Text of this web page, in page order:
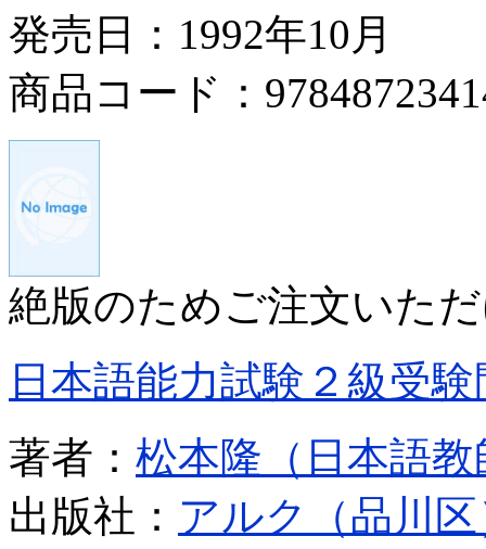
発売日：1992年10月
商品コード：
絶版のためご注文いた
日本語能力試験２級受
著者： 松本隆（日本語教
出版社： アルク（品川